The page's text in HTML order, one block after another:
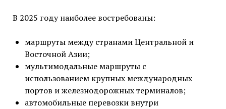
В 2025 году наиболее востребованы:
маршруты между странами Центральной и
Восточной Азии;
мультимодальные маршруты с
использованием крупных международных
портов и железнодорожных терминалов;
автомобильные перевозки внутри